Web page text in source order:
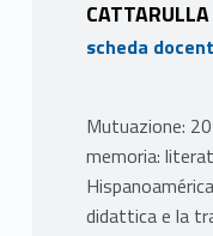
scheda
Mutuazione:
memoria:
didattica e la